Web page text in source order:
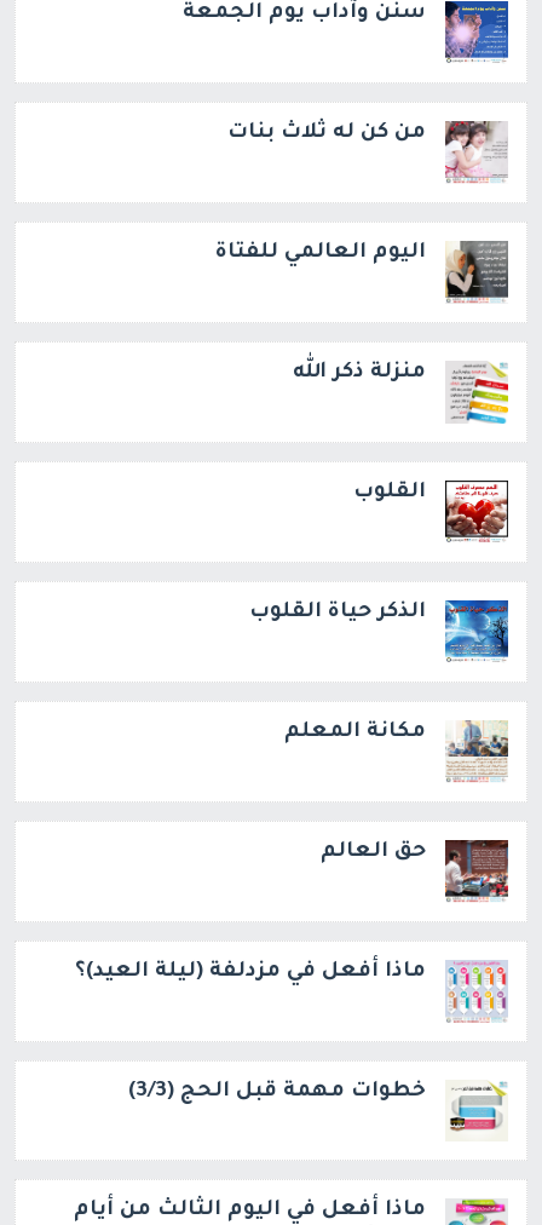
سنن وآداب يوم الجمعة
من كن له ثلاث بنات
اليوم العالمي للفتاة
منزلة ذكر الله
القلوب
الذكر حياة القلوب
مكانة المعلم
حق العالم
ماذا أفعل في مزدلفة (ليلة العيد)؟
خطوات مهمة قبل الحج (3/3)
ماذا أفعل في اليوم الثالث من أيام